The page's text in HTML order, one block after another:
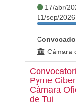
17/abr/
11/sep/
Cámara
Pyme
Cámara
de Tui